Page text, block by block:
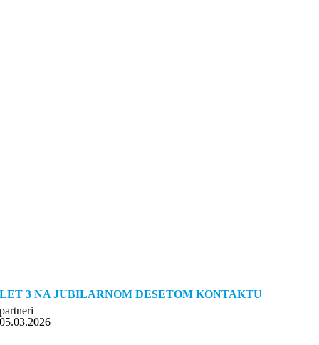
LET 3 NA JUBILARNOM DESETOM KONTAKTU
05.03.2026
partneri